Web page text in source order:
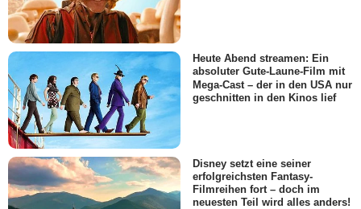
Heute Abend streamen: Ein
absoluter Gute-Laune-Film mit
Mega-Cast – der in den USA nur
geschnitten in den Kinos lief
Disney setzt eine seiner
erfolgreichsten Fantasy-
Filmreihen fort – doch im
neuesten Teil wird alles anders!